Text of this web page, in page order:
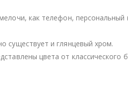
как телефон, персональный
существует и глянцевый хром.
цвета от классического